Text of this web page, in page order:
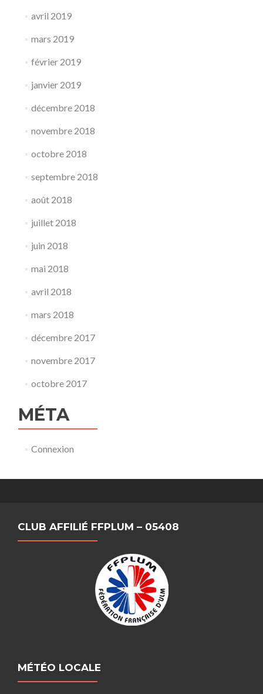
avril 2019
mars 2019
février 2019
janvier 2019
décembre 2018
novembre 2018
octobre 2018
septembre 2018
août 2018
juillet 2018
juin 2018
mai 2018
avril 2018
mars 2018
décembre 2017
novembre 2017
octobre 2017
MÉTA
Connexion
CLUB AFFILIÉ FFPLUM – 05408
MÉTÉO LOCALE